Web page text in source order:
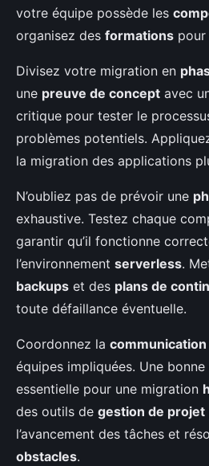
votre équipe possède les
organisez des formations pour
Divisez votre migration en
une preuve de concept avec
critique pour tester le
problèmes potentiels.
la migration des applications
N’oubliez pas de prévoir une
exhaustive. Testez chaque
garantir qu’il fonctionne
l’environnement serverless.
backups et des plans de
toute défaillance éventuelle.
Coordonnez la communication
équipes impliquées. Une
essentielle pour une migration
des outils de gestion de projet
l’avancement des tâches et
obstacles.